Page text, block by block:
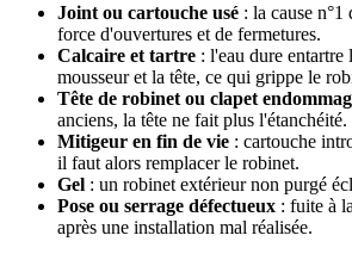
Joint ou cartouche usé : la cause
force d'ouvertures et de fermetures.
Calcaire et tartre : l'eau dure entartre
mousseur et la tête, ce qui grippe le
Tête de robinet ou clapet
anciens, la tête ne fait plus l'étanchéité.
Mitigeur en fin de vie : cartouche
il faut alors remplacer le robinet.
Gel : un robinet extérieur non purgé
Pose ou serrage défectueux : fuite à
après une installation mal réalisée.